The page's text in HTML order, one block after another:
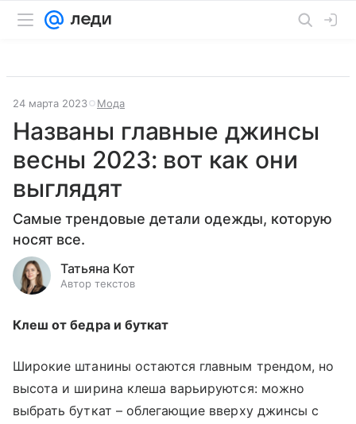
24 марта 2023 Мода
Названы главные джинсы
весны 2023: вот как они
выглядят
Самые трендовые детали одежды, которую
носят все.
Татьяна Кот
Автор текстов
Клеш от бедра и буткат
Широкие штанины остаются главным трендом, но
высота и ширина клеша варьируются: можно
выбрать буткат – облегающие вверху джинсы с